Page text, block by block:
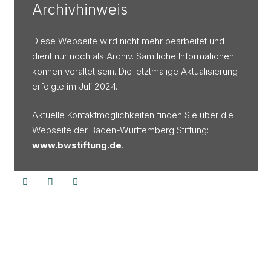
Archivhinweis
Diese Webseite wird nicht mehr bearbeitet und
dient nur noch als Archiv. Sämtliche Informationen
können veraltet sein. Die letztmalige Aktualisierung
erfolgte im Juli 2024.
Aktuelle Kontaktmöglichkeiten finden Sie über die
Webseite der Baden-Württemberg Stiftung:
www.bwstiftung.de.